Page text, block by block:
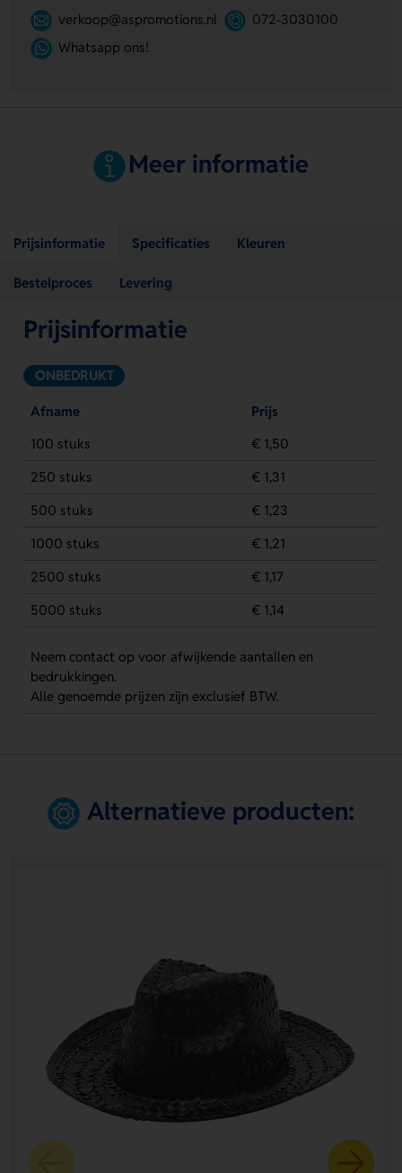
verkoop@aspromotions.nl
072-3030100
Whatsapp ons!
Meer informatie
Prijsinformatie Specificaties Kleuren
Bestelproces Levering
Prijsinformatie
ONBEDRUKT
Afname
Prijs
100 stuks
€ 1,50
250 stuks
€ 1,31
500 stuks
€ 1,23
1000 stuks
€ 1,21
2500 stuks
€ 1,17
5000 stuks
€ 1,14
Neem contact op voor afwijkende aantallen en
bedrukkingen.
Alle genoemde prijzen zijn exclusief BTW.
Alternatieve producten: